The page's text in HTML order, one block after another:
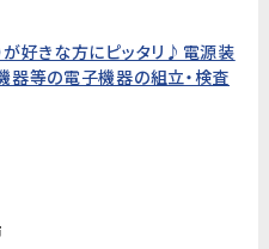
が好きな方にピッタリ♪電源装
器等の電子機器の組立・検査